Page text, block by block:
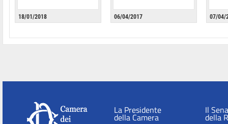
18/01/2018 06/04/2017 07/04/
La Presidente
della Camera
Il
della